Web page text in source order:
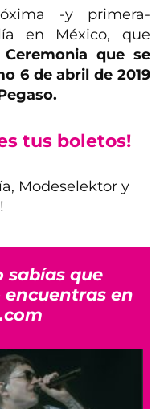
-y primera-
en México, que
que se
6 de abril de 2019
tus boletos!
sabías que
encuentras en